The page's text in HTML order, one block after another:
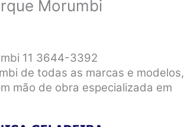
Morumbi
11 3644-3392
de todas as marcas e modelos,
mão de obra especializada em